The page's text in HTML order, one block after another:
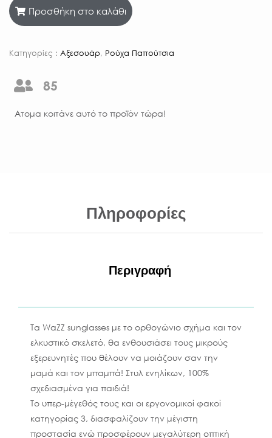
Προσθήκη στο καλάθι
Κατηγορίες : Αξεσουάρ, Ρούχα Παπούτσια
85
Aτομα κοιτάνε αυτό το προϊόν τώρα!
Πληροφορίες
Περιγραφή
Τα WaZZ sunglasses με το ορθογώνιο σχήμα και τον
ελκυστικό σκελετό, θα ενθουσιάσει τους μικρούς
εξερευνητές που θέλουν να μοιάζουν σαν την
μαμά και τον μπαμπά! Στυλ ενηλίκων, 100%
σχεδιασμένα για παιδιά!
Το υπερ-μέγεθός τους και οι εργονομικοί φακοί
κατηγορίας 3, διασφαλίζουν την μέγιστη
προστασία ενώ προσφέρουν μεγαλύτερη οπτική